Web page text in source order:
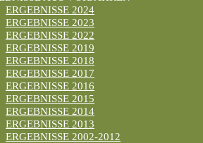
ERGEBNISSE 2024
ERGEBNISSE 2023
ERGEBNISSE 2022
ERGEBNISSE 2019
ERGEBNISSE 2018
ERGEBNISSE 2017
ERGEBNISSE 2016
ERGEBNISSE 2015
ERGEBNISSE 2014
ERGEBNISSE 2013
ERGEBNISSE 2002-2012